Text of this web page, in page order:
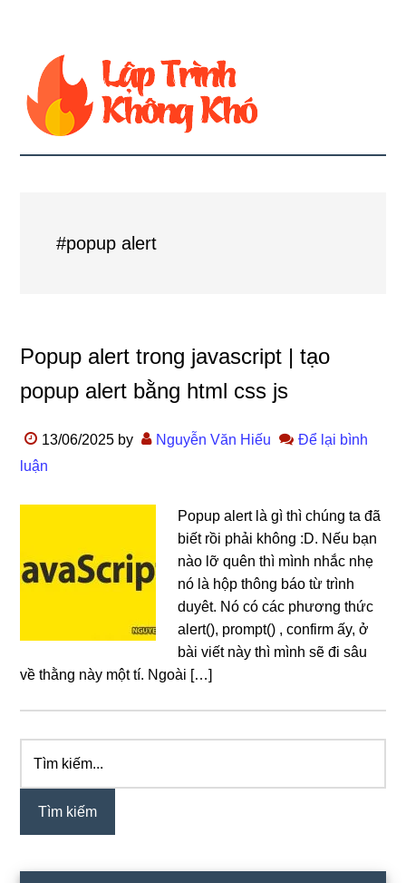
#popup alert
Popup alert trong javascript | tạo
popup alert bằng html css js
13/06/2025 by Nguyễn Văn Hiếu
Để lại bình
luận
Popup alert là gì thì chúng ta đã
biết rồi phải không :D. Nếu bạn
nào lỡ quên thì mình nhắc nhẹ
nó là hộp thông báo từ trình
duyêt. Nó có các phương thức
alert(), prompt() , confirm ấy, ở
bài viết này thì mình sẽ đi sâu
về thằng này một tí. Ngoài […]
Sidebar
chính
kiếm...